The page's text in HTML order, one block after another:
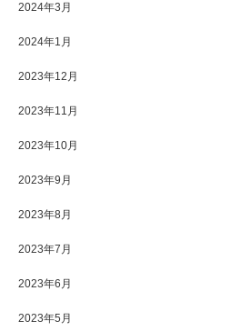
2024年3月
2024年1月
2023年12月
2023年11月
2023年10月
2023年9月
2023年8月
2023年7月
2023年6月
2023年5月